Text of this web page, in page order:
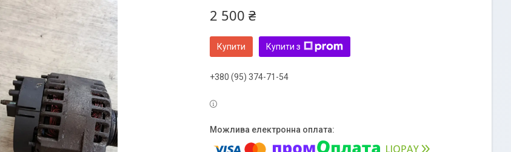
2 500 ₴
Купити Купити з
+380 (95) 374-71-54